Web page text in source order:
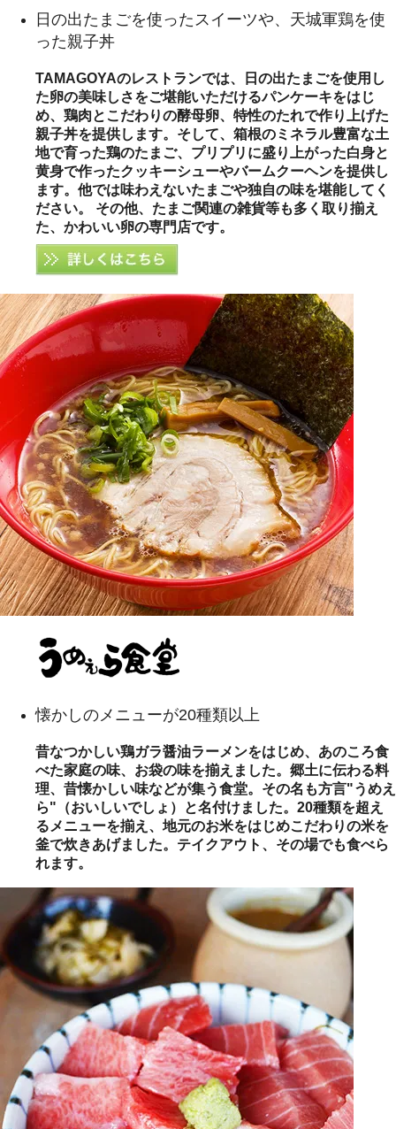
日の出たまごを使ったスイーツや、天城軍鶏を使
った親子丼
TAMAGOYAのレストランでは、日の出たまごを使用し
た卵の美味しさをご堪能いただけるパンケーキをはじ
め、鶏肉とこだわりの酵母卵、特性のたれで作り上げた
親子丼を提供します。そして、箱根のミネラル豊富な土
地で育った鶏のたまご、プリプリに盛り上がった白身と
黄身で作ったクッキーシューやバームクーヘンを提供し
ます。他では味わえないたまごや独自の味を堪能してく
ださい。 その他、たまご関連の雑貨等も多く取り揃え
た、かわいい卵の専門店です。
懐かしのメニューが20種類以上
昔なつかしい鶏ガラ醤油ラーメンをはじめ、あのころ食
べた家庭の味、お袋の味を揃えました。郷土に伝わる料
理、昔懐かしい味などが集う食堂。その名も方言"うめえ
ら"（おいしいでしょ）と名付けました。20種類を超え
るメニューを揃え、地元のお米をはじめこだわりの米を
釜で炊きあげました。テイクアウト、その場でも食べら
れます。